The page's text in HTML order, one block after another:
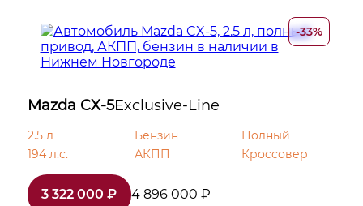
-33%
Mazda CX-5Exclusive-Line
2.5 л Бензин
Полный
194 л.с.
АКПП Кроссовер
3 322 000 ₽ 4 896 000 ₽